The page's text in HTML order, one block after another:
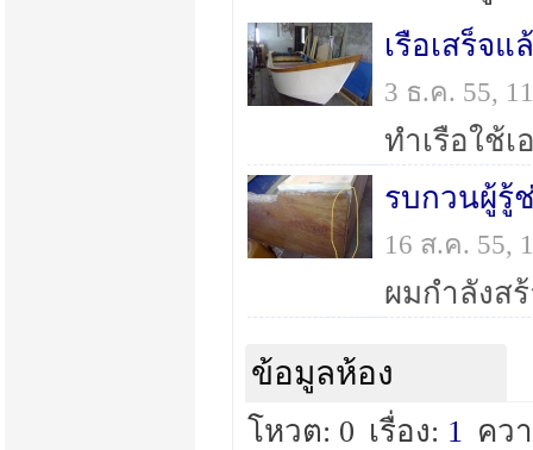
เรือเสร็จแ
3 ธ.ค. 55,
รบกวนผู้รู้
16 ส.ค. 55,
ข้อมูลห้อง
โหวต: 0 เรื่อง: 1 คว